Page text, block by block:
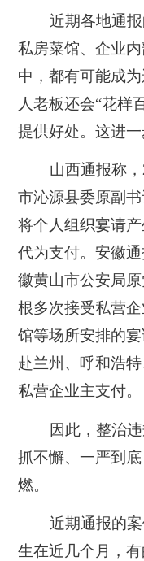
近期各地通
私房菜馆、企业
中，都有可能成
人老板还会“花样
提供好处。这进一
山西通报称
市沁源县委原副
将个人组织宴请
代为支付。安徽
徽黄山市公安局
根多次接受私营
馆等场所安排的
赴兰州、呼和浩
私营企业主支付。
因此，整治
抓不懈、一严到
燃。
近期通报的
生在近几个月，